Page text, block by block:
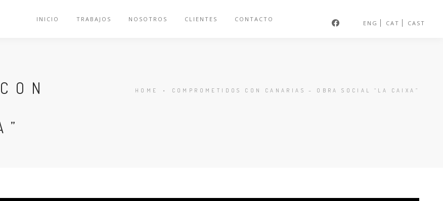
ENG CAT CAST
INICIO TRABAJOS NOSOTROS CLIENTES CONTACTO
HOME • COMPROMETIDOS CON CANARIAS – OBRA SOCIAL “LA CAIXA”